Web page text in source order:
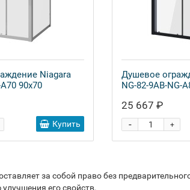
Niagara
90x70
Купить
Душевое
NG-82-9AB-NG-
25 667 ₽
+
-
за собой право без
его свойств.